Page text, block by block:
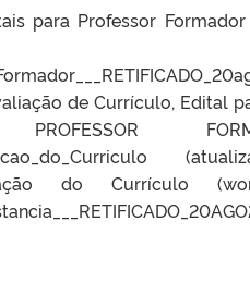
para Professor
01/
de Currículo, Edital
do Currículo